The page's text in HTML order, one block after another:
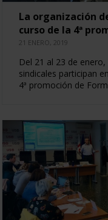
La organización
curso de la 4ª
21 ENERO, 2019
Del 21 al 23 de
sindicales participan
4ª promoción de